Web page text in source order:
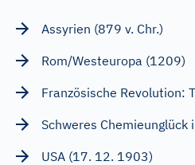
Assyrien (879 v. Chr.)
Rom/Westeuropa (1209)
Französische Revolution:
Schweres Chemieunglück
USA (17. 12. 1903)